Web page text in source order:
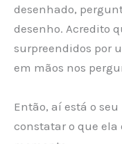
desenhado,
desenho. Acredito
surpreendidos por
em mãos nos
Então, aí está o
constatar o que ela